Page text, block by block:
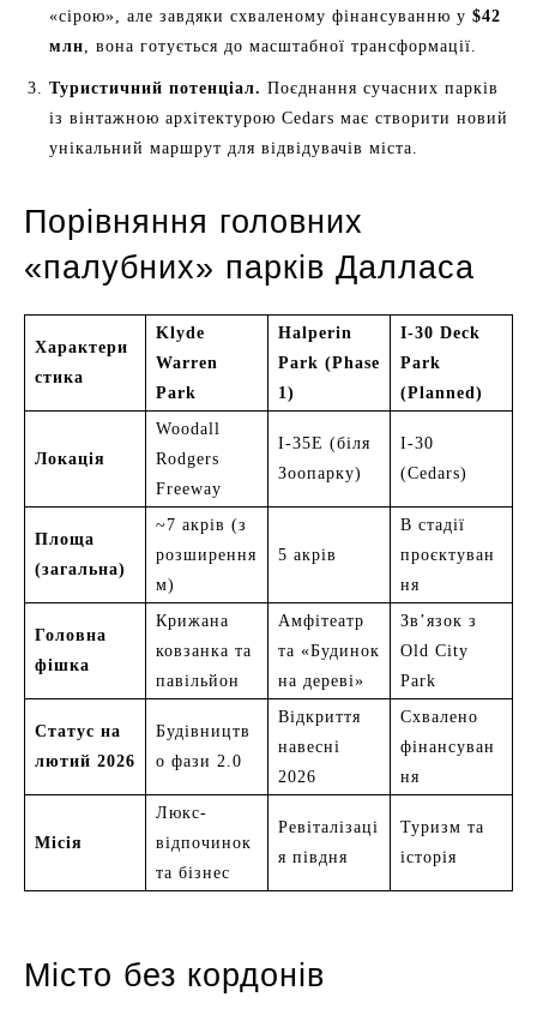
«сірою», але завдяки схваленому фінансуванню у $42
млн, вона готується до масштабної трансформації.
Туристичний потенціал. Поєднання сучасних парків
із вінтажною архітектурою Cedars має створити новий
унікальний маршрут для відвідувачів міста.
Порівняння головних
«палубних» парків Далласа
Характери
стика
Klyde
Warren
Park
Halperin
Park (Phase
1)
I-30 Deck
Park
(Planned)
Локація
Woodall
Rodgers
Freeway
I-35E (біля
Зоопарку)
I-30
(Cedars)
Площа
(загальна)
~7 акрів (з
розширення
м)
5 акрів
В стадії
проєктуван
ня
Головна
фішка
Крижана
ковзанка та
павільйон
Амфітеатр
та «Будинок
на дереві»
Зв’язок з
Old City
Park
Статус на
лютий 2026
Будівництв
о фази 2.0
Відкриття
навесні
2026
Схвалено
фінансуван
ня
Місія
Люкс-
відпочинок
та бізнес
Ревіталізаці
я півдня
Туризм та
історія
Місто без кордонів